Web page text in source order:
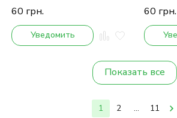
60 грн.
Уведомить
60 грн.
Показать все
1 2 ... 11